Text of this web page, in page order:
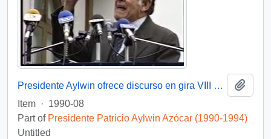
Presidente Aylwin ofrece discurso en gira VIII Región, Tomé : video
Item · 1990-08
Part of Presidente Patricio Aylwin Azócar (1990-1994)
Untitled